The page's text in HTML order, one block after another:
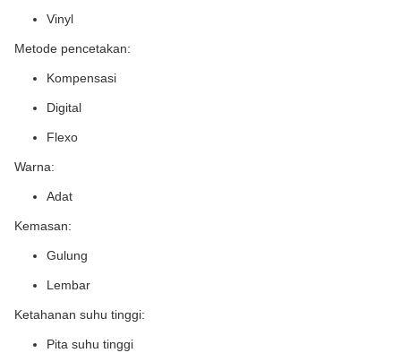
Vinyl
Metode pencetakan:
Kompensasi
Digital
Flexo
Warna:
Adat
Kemasan:
Gulung
Lembar
Ketahanan suhu tinggi:
Pita suhu tinggi